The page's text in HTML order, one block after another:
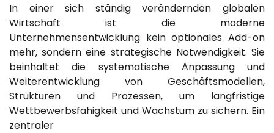
In einer sich ständig verändernden globalen
Wirtschaft ist die moderne
Unternehmensentwicklung kein optionales Add-on
mehr, sondern eine strategische Notwendigkeit. Sie
beinhaltet die systematische Anpassung und
Weiterentwicklung von Geschäftsmodellen,
Strukturen und Prozessen, um langfristige
Wettbewerbsfähigkeit und Wachstum zu sichern. Ein
zentraler